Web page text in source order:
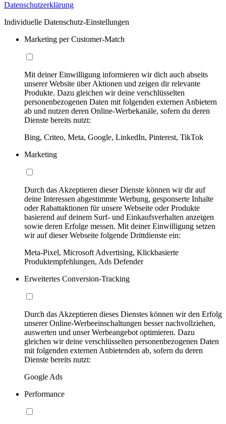
Datenschutzerklärung
Individuelle Datenschutz-Einstellungen
Marketing per Customer-Match
Mit deiner Einwilligung informieren wir dich auch abseits
unserer Website über Aktionen und zeigen dir relevante
Produkte. Dazu gleichen wir deine verschlüsselten
personenbezogenen Daten mit folgenden externen Anbietern
ab und nutzen deren Online-Werbekanäle, sofern du deren
Dienste bereits nutzt:
Bing, Criteo, Meta, Google, LinkedIn, Pinterest, TikTok
Marketing
Durch das Akzeptieren dieser Dienste können wir dir auf
deine Interessen abgestimmte Werbung, gesponserte Inhalte
oder Rabattaktionen für unsere Webseite oder Produkte
basierend auf deinem Surf- und Einkaufsverhalten anzeigen
sowie deren Erfolge messen. Mit deiner Einwilligung setzen
wir auf dieser Webseite folgende Drittdienste ein:
Meta-Pixel, Microsoft Advertising, Klickbasierte
Produktempfehlungen, Ads Defender
Erweitertes Conversion-Tracking
Durch das Akzeptieren dieses Dienstes können wir den Erfolg
unserer Online-Werbeeinschaltungen besser nachvollziehen,
auswerten und unser Werbeangebot optimieren. Dazu
gleichen wir deine verschlüsselten personenbezogenen Daten
mit folgenden externen Anbietenden ab, sofern du deren
Dienste bereits nutzt:
Google Ads
Performance